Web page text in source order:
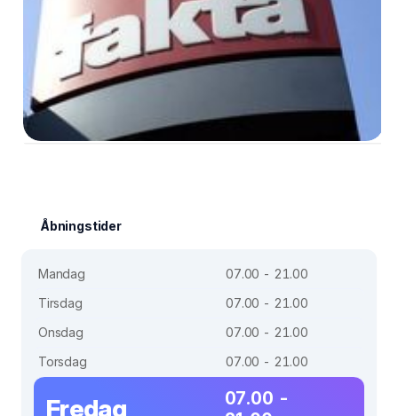
Åbningstider
Mandag
07.00 - 21.00
Tirsdag
07.00 - 21.00
Onsdag
07.00 - 21.00
Torsdag
07.00 - 21.00
Fredag
07.00 -